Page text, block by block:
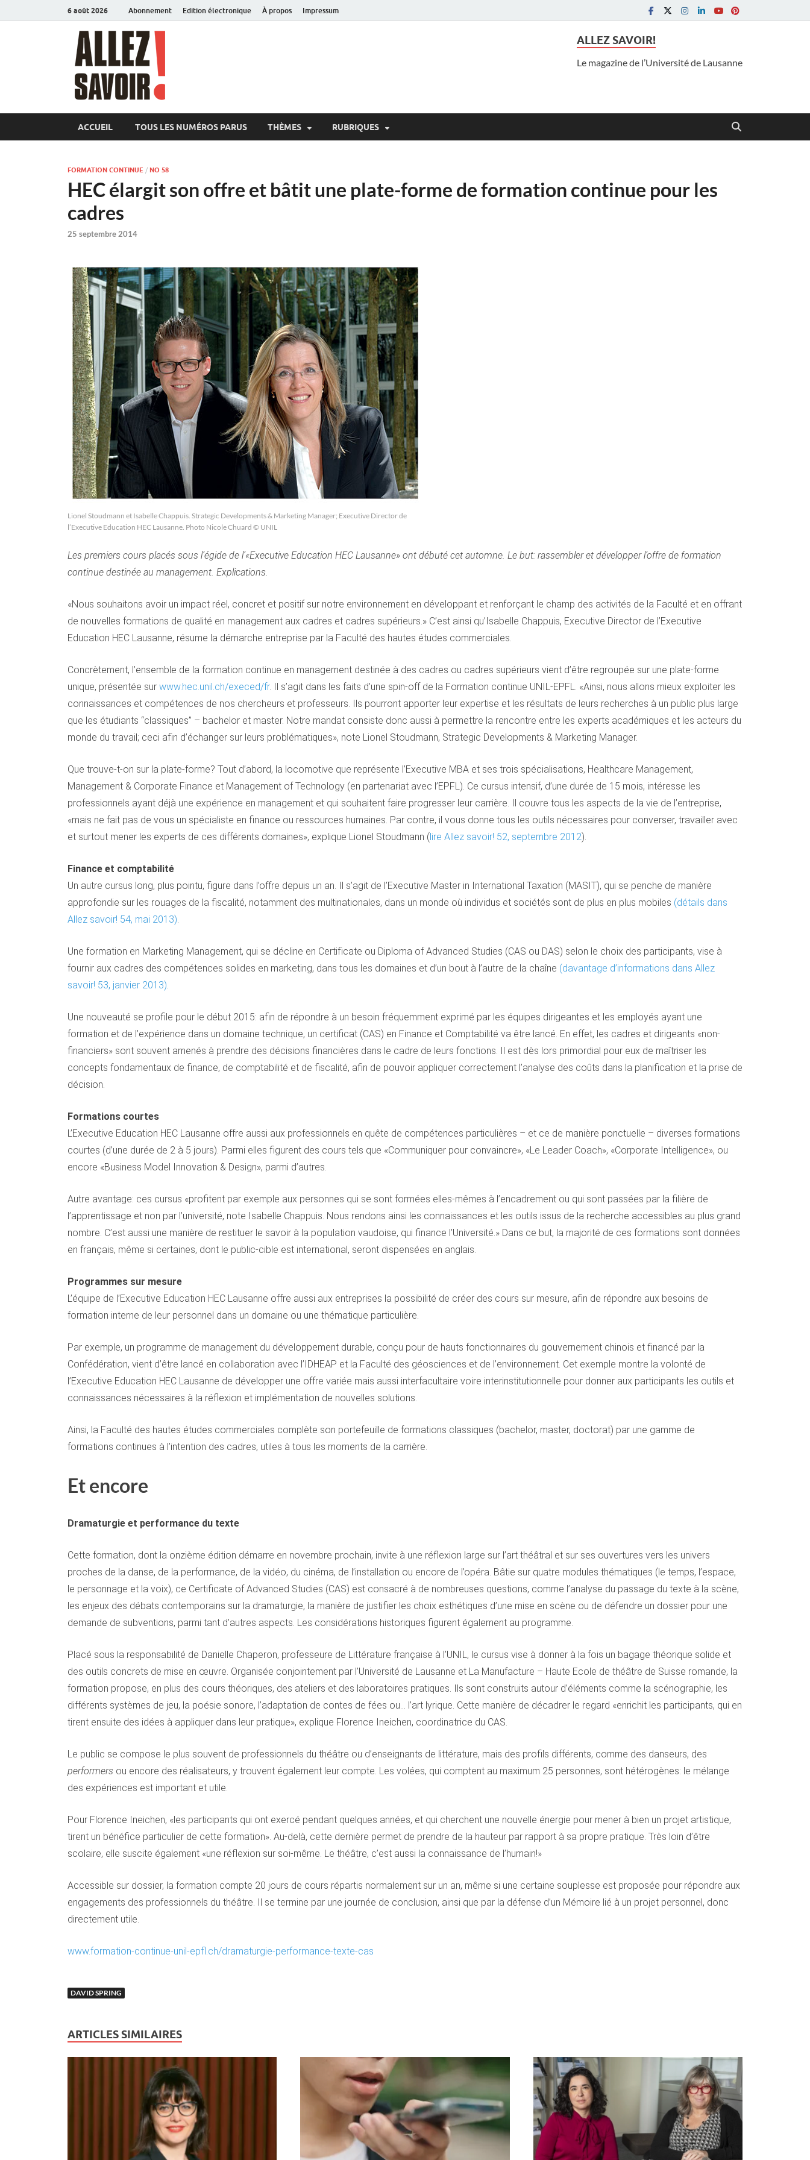
6 août 2026 Abonnement Edition électronique À propos Impressum
ALLEZ SAVOIR!
Le magazine de l’Université de Lausanne
ACCUEIL TOUS LES NUMÉROS PARUS THÈMES RUBRIQUES
FORMATION CONTINUE / NO 58
HEC élargit son offre et bâtit une plate-forme de formation continue pour les
cadres
25 septembre 2014
Lionel Stoudmann et Isabelle Chappuis. Strategic Developments & Marketing Manager; Executive Director de
l’Executive Education HEC Lausanne. Photo Nicole Chuard © UNIL
Les premiers cours placés sous l’égide de l’«Executive Education HEC Lausanne» ont débuté cet automne. Le but: rassembler et développer l’offre de formation
continue destinée au management. Explications.
«Nous souhaitons avoir un impact réel, concret et positif sur notre environnement en développant et renforçant le champ des activités de la Faculté et en offrant
de nouvelles formations de qualité en management aux cadres et cadres supérieurs.» C’est ainsi qu’Isabelle Chappuis, Executive Director de l’Executive
Education HEC Lausanne, résume la démarche entreprise par la Faculté des hautes études commerciales.
Concrètement, l’ensemble de la formation continue en management destinée à des cadres ou cadres supérieurs vient d’être regroupée sur une plate-forme
unique, présentée sur www.hec.unil.ch/execed/fr. Il s’agit dans les faits d’une spin-off de la Formation continue UNIL-EPFL. «Ainsi, nous allons mieux exploiter les
connaissances et compétences de nos chercheurs et professeurs. Ils pourront apporter leur expertise et les résultats de leurs recherches à un public plus large
que les étudiants “classiques” – bachelor et master. Notre mandat consiste donc aussi à permettre la rencontre entre les experts académiques et les acteurs du
monde du travail; ceci afin d’échanger sur leurs problématiques», note Lionel Stoudmann, Strategic Developments & Marketing Manager.
Que trouve-t-on sur la plate-forme? Tout d’abord, la locomotive que représente l’Executive MBA et ses trois spécialisations, Healthcare Management,
Management & Corporate Finance et Management of Technology (en partenariat avec l’EPFL). Ce cursus intensif, d’une durée de 15 mois, intéresse les
professionnels ayant déjà une expérience en management et qui souhaitent faire progresser leur carrière. Il couvre tous les aspects de la vie de l’entreprise,
«mais ne fait pas de vous un spécialiste en finance ou ressources humaines. Par contre, il vous donne tous les outils nécessaires pour converser, travailler avec
et surtout mener les experts de ces différents domaines», explique Lionel Stoudmann (lire Allez savoir! 52, septembre 2012).
Finance et comptabilité
Un autre cursus long, plus pointu, figure dans l’offre depuis un an. Il s’agit de l’Executive Master in International Taxation (MASIT), qui se penche de manière
approfondie sur les rouages de la fiscalité, notamment des multinationales, dans un monde où individus et sociétés sont de plus en plus mobiles (détails dans
Allez savoir! 54, mai 2013).
Une formation en Marketing Management, qui se décline en Certificate ou Diploma of Advanced Studies (CAS ou DAS) selon le choix des participants, vise à
fournir aux cadres des compétences solides en marketing, dans tous les domaines et d’un bout à l’autre de la chaîne (davantage d’informations dans Allez
savoir! 53, janvier 2013).
Une nouveauté se profile pour le début 2015: afin de répondre à un besoin fréquemment exprimé par les équipes dirigeantes et les employés ayant une
formation et de l’expérience dans un domaine technique, un certificat (CAS) en Finance et Comptabilité va être lancé. En effet, les cadres et dirigeants «non-
financiers» sont souvent amenés à prendre des décisions financières dans le cadre de leurs fonctions. Il est dès lors primordial pour eux de maîtriser les
concepts fondamentaux de finance, de comptabilité et de fiscalité, afin de pouvoir appliquer correctement l’analyse des coûts dans la planification et la prise de
décision.
Formations courtes
L’Executive Education HEC Lausanne offre aussi aux professionnels en quête de compétences particulières – et ce de manière ponctuelle – diverses formations
courtes (d’une durée de 2 à 5 jours). Parmi elles figurent des cours tels que «Communiquer pour convaincre», «Le Leader Coach», «Corporate Intelligence», ou
encore «Business Model Innovation & Design», parmi d’autres.
Autre avantage: ces cursus «profitent par exemple aux personnes qui se sont formées elles-mêmes à l’encadrement ou qui sont passées par la filière de
l’apprentissage et non par l’université, note Isabelle Chappuis. Nous rendons ainsi les connaissances et les outils issus de la recherche accessibles au plus grand
nombre. C’est aussi une manière de restituer le savoir à la population vaudoise, qui finance l’Université.» Dans ce but, la majorité de ces formations sont données
en français, même si certaines, dont le public-cible est international, seront dispensées en anglais.
Programmes sur mesure
L’équipe de l’Executive Education HEC Lausanne offre aussi aux entreprises la possibilité de créer des cours sur mesure, afin de répondre aux besoins de
formation interne de leur personnel dans un domaine ou une thématique particulière.
Par exemple, un programme de management du développement durable, conçu pour de hauts fonctionnaires du gouvernement chinois et financé par la
Confédération, vient d’être lancé en collaboration avec l’IDHEAP et la Faculté des géosciences et de l’environnement. Cet exemple montre la volonté de
l’Executive Education HEC Lausanne de développer une offre variée mais aussi interfacultaire voire interinstitutionnelle pour donner aux participants les outils et
connaissances nécessaires à la réflexion et implémentation de nouvelles solutions.
Ainsi, la Faculté des hautes études commerciales complète son portefeuille de formations classiques (bachelor, master, doctorat) par une gamme de
formations continues à l’intention des cadres, utiles à tous les moments de la carrière.
Et encore
Dramaturgie et performance du texte
Cette formation, dont la onzième édition démarre en novembre prochain, invite à une réflexion large sur l’art théâtral et sur ses ouvertures vers les univers
proches de la danse, de la performance, de la vidéo, du cinéma, de l’installation ou encore de l’opéra. Bâtie sur quatre modules thématiques (le temps, l’espace,
le personnage et la voix), ce Certificate of Advanced Studies (CAS) est consacré à de nombreuses questions, comme l’analyse du passage du texte à la scène,
les enjeux des débats contemporains sur la dramaturgie, la manière de justifier les choix esthétiques d’une mise en scène ou de défendre un dossier pour une
demande de subventions, parmi tant d’autres aspects. Les considérations historiques figurent également au programme.
Placé sous la responsabilité de Danielle Chaperon, professeure de Littérature française à l’UNIL, le cursus vise à donner à la fois un bagage théorique solide et
des outils concrets de mise en œuvre. Organisée conjointement par l’Université de Lausanne et La Manufacture – Haute Ecole de théâtre de Suisse romande, la
formation propose, en plus des cours théoriques, des ateliers et des laboratoires pratiques. Ils sont construits autour d’éléments comme la scénographie, les
différents systèmes de jeu, la poésie sonore, l’adaptation de contes de fées ou… l’art lyrique. Cette manière de décadrer le regard «enrichit les participants, qui en
tirent ensuite des idées à appliquer dans leur pratique», explique Florence Ineichen, coordinatrice du CAS.
Le public se compose le plus souvent de professionnels du théâtre ou d’enseignants de littérature, mais des profils différents, comme des danseurs, des
performers ou encore des réalisateurs, y trouvent également leur compte. Les volées, qui comptent au maximum 25 personnes, sont hétérogènes: le mélange
des expériences est important et utile.
Pour Florence Ineichen, «les participants qui ont exercé pendant quelques années, et qui cherchent une nouvelle énergie pour mener à bien un projet artistique,
tirent un bénéfice particulier de cette formation». Au-delà, cette dernière permet de prendre de la hauteur par rapport à sa propre pratique. Très loin d’être
scolaire, elle suscite également «une réflexion sur soi-même. Le théâtre, c’est aussi la connaissance de l’humain!»
Accessible sur dossier, la formation compte 20 jours de cours répartis normalement sur un an, même si une certaine souplesse est proposée pour répondre aux
engagements des professionnels du théâtre. Il se termine par une journée de conclusion, ainsi que par la défense d’un Mémoire lié à un projet personnel, donc
directement utile.
www.formation-continue-unil-epfl.ch/dramaturgie-performance-texte-cas
DAVID SPRING
ARTICLES SIMILAIRES